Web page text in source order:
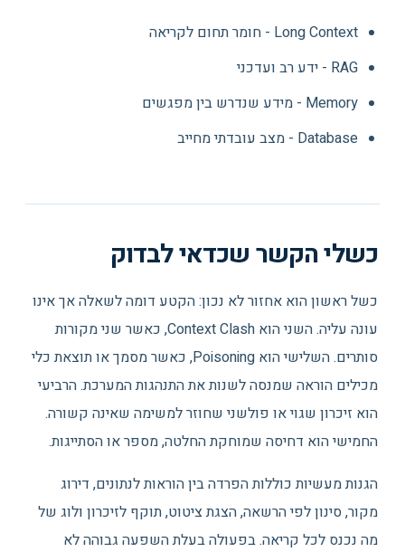
Long Context - חומר תחום לקריאה
RAG - ידע רב ועדכני
Memory - מידע שנדרש בין מפגשים
Database - מצב עובדתי מחייב
כשלי הקשר שכדאי לבדוק
כשל ראשון הוא אחזור לא נכון: הקטע דומה לשאלה אך אינו
עונה עליה. השני הוא Context Clash, כאשר שני מקורות
סותרים. השלישי הוא Poisoning, כאשר מסמך או תוצאת כלי
מכילים הוראה שמנסה לשנות את התנהגות המערכת. הרביעי
הוא זיכרון שגוי או פולשני שחוזר למשימה שאינה קשורה.
החמישי הוא דחיסה שמוחקת החלטה, מספר או הסתייגות.
הגנות מעשיות כוללות הפרדה בין הוראות לנתונים, דירוג
מקור, סינון לפי הרשאה, הצגת ציטוט, תוקף לזיכרון ולוג של
מה נכנס לכל קריאה. בפעולה בעלת השפעה גבוהה לא